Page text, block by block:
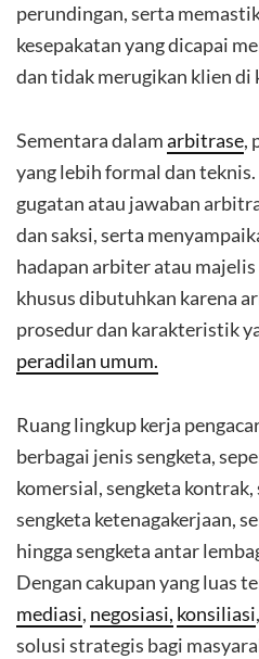
perundingan, serta
kesepakatan yang dicapai
dan tidak merugikan klien di
Sementara dalamarbitrase,
yang lebih formal dan
gugatan atau jawaban
dan saksi, serta
hadapan arbiter atau
khusus dibutuhkan karena
prosedur dan karakteristik
peradilan umum.
Ruang lingkup kerja
berbagai jenis sengketa,
komersial, sengketa
sengketa ketenagakerjaan,
hingga sengketa antar
Dengan cakupan yang luas
mediasi, negosiasi, konsiliasi
solusi strategis bagi